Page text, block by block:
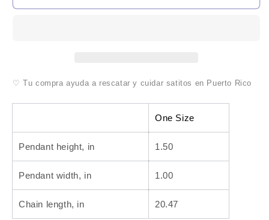
Necklace
Necklace
♡ Tu compra ayuda a rescatar y cuidar satitos en Puerto Rico
One Size
Pendant height, in 1.50
Pendant width, in 1.00
Chain length, in 20.47